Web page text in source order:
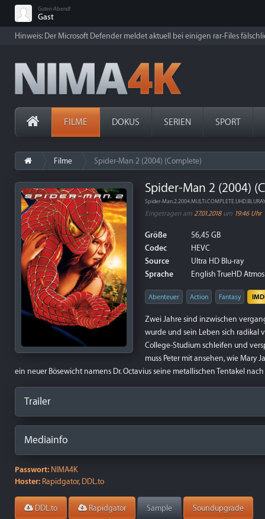
Guten Abend!
Gast
Hinweis: Der Microsoft Defender meldet aktuell bei einigen rar-Files
FILME DOKUS SERIEN SPORT
Filme Spider-Man 2 (2004) (Complete)
Spider-Man 2 (2004)
Spider-
Eingetragen am 27.01.2018um 19:46 Uhr
Größe
56,45 GB
Codec
HEVC
Source
Ultra HD Blu-ray
Sprache
English TrueHD
Abenteuer Action Fantasy
Zwei Jahre sind inzwischen
wurde und sein Leben sich radikal
College-Studium schleifen und
muss Peter mit ansehen, wie Mary
ein neuer Bösewicht namens Dr. Octavius seine metallischen Tentakel
Trailer
Mediainfo
Passwort: NIMA4K
Hoster: Rapidgator, DDL.to
DDL.to Rapidgator Sample Soundupgrade